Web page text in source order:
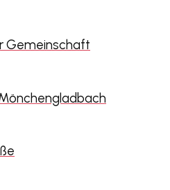
Gemeinschaft